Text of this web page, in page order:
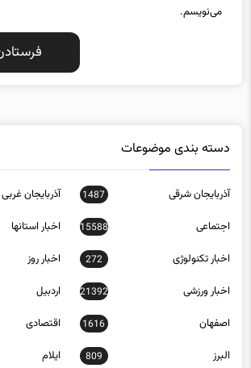
آذربایجان شرقی
اجتماعی 15588 اخبار استانها
اخبار تکنولوژی 272 اخبار روز
اخبار ورزشی 21392 اردبیل
اصفهان 1616 اقتصادی
البرز 809 ایلام
بازار مالی 32 بوشهر